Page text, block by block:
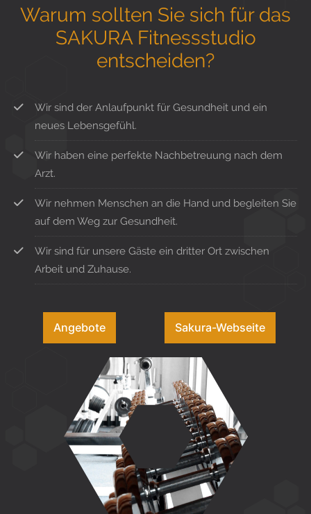
Warum sollten Sie sich für das
SAKURA Fitnessstudio
entscheiden?
Wir sind der Anlaufpunkt für Gesundheit und ein
neues Lebensgefühl.
Wir haben eine perfekte Nachbetreuung nach dem
Arzt.
Wir nehmen Menschen an die Hand und begleiten Sie
auf dem Weg zur Gesundheit.
Wir sind für unsere Gäste ein dritter Ort zwischen
Arbeit und Zuhause.
Angebote Sakura-Webseite